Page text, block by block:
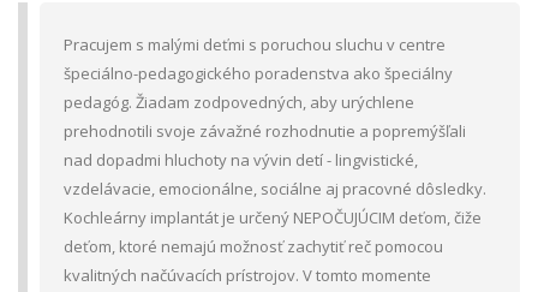
Pracujem s malými deťmi s poruchou sluchu v centre
špeciálno-pedagogického poradenstva ako špeciálny
pedagóg. Žiadam zodpovedných, aby urýchlene
prehodnotili svoje závažné rozhodnutie a popremýšľali
nad dopadmi hluchoty na vývin detí - lingvistické,
vzdelávacie, emocionálne, sociálne aj pracovné dôsledky.
Kochleárny implantát je určený NEPOČUJÚCIM deťom, čiže
deťom, ktoré nemajú možnosť zachytiť reč pomocou
kvalitných načúvacích prístrojov. V tomto momente